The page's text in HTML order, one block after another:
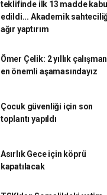
teklifinde ilk 13 madde kabul
edildi... Akademik
ağır yaptırım
Ömer Çelik: 2 yıllık
en önemli aşamasındayız
Çocuk güvenliği için son
toplantı yapıldı
Asırlık Gece için köprü
kapatılacak